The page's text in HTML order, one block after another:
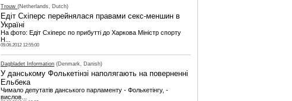
Trouw (Netherlands, Dutch)
Едіт Схіперс перейнялася правами секс-меншин в
Україні
На фото: Едіт Схіперс по прибутті до Харкова Міністр спорту
Н...
09.06.2012 12:55:00
Dagbladet Information (Denmark, Danish)
У данському Фолькетінзі наполягають на поверненні
Ельбека
Чимало депутатів данського парламенту - Фолькетінгу, -
вислов...